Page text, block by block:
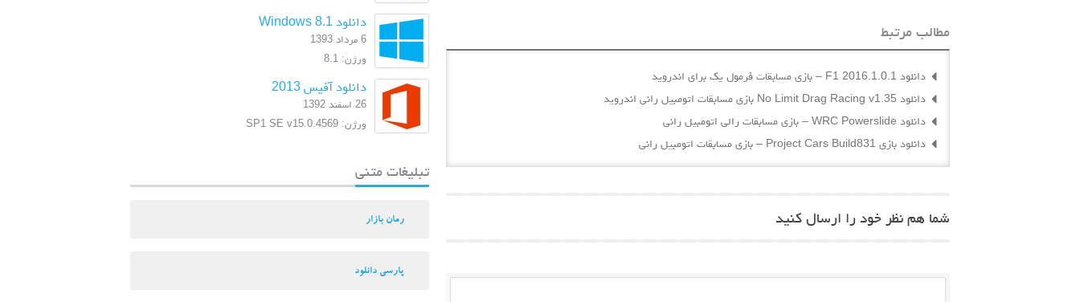
مطالب مرتبط
دانلود F1 2016.1.0.1 – بازی مسابقات فرمول یک برای اندروید
دانلود No Limit Drag Racing v1.35 بازی مسابقات اتومبیل رانی اندروید
دانلود WRC Powerslide – بازی مسابقات رالی اتومبیل رانی
دانلود بازی Project Cars Build831 – بازی مسابقات اتومبیل رانی
شما هم نظر خود را ارسال کنید
دانلود Windows 8.1
6 مرداد 1393
ورژن: 8.1
دانلود آفیس 2013
26 اسفند 1392
ورژن: SP1 SE v15.0.4569
تبلیغات متنی
رمان بازار
پارسی دانلود